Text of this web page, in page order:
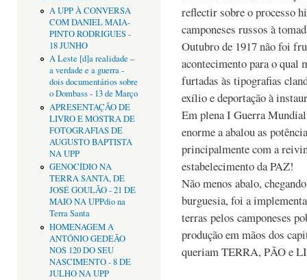
A UPP À CONVERSA
COM DANIEL MAIA-
PINTO RODRIGUES -
18 JUNHO
A Leste [d]a realidade –
a verdade e a guerra -
dois documentários sobre
o Dombass - 13 de Março
APRESENTAÇÃO DE
LIVRO E MOSTRA DE
FOTOGRAFIAS DE
AUGUSTO BAPTISTA
NA UPP
GENOCÍDIO NA
TERRA SANTA, DE
JOSÉ GOULÃO - 21 DE
MAIO NA UPPdio na
Terra Santa
HOMENAGEM A
ANTÓNIO GEDEÃO
NOS 120 DO SEU
NASCIMENTO - 8 DE
JULHO NA UPP
reflectir sobre o processo
camponeses russos à
Outubro de 1917 não foi
acontecimento para o qual
furtadas às tipografias
exílio e deportação à
Em plena I Guerra
enorme a abalou as
principalmente com a
estabelecimento da PAZ!
Não menos abalo,
burguesia, foi a
terras pelos camponeses
produção em mãos dos
queriam TERRA, PÃO e